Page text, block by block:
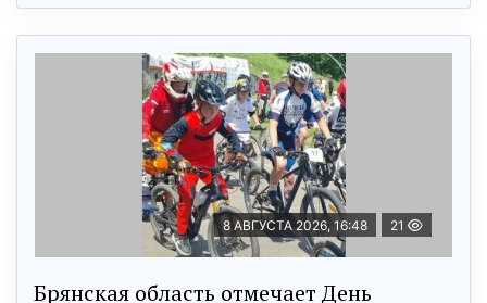
8 АВГУСТА 2026, 16:48 21
Брянская область отмечает День